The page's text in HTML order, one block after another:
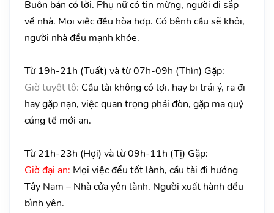
Buôn bán có lời. Phụ nữ có tin mừng, người đi sắp
về nhà. Mọi việc đều hòa hợp. Có bệnh cầu sẽ khỏi,
người nhà đều mạnh khỏe.
Từ 19h-21h (Tuất) và từ 07h-09h (Thìn) Gặp:
Giờ tuyệt lộ: Cầu tài không có lợi, hay bị trái ý, ra đi
hay gặp nạn, việc quan trọng phải đòn, gặp ma quỷ
cúng tế mới an.
Từ 21h-23h (Hợi) và từ 09h-11h (Tị) Gặp:
Giờ đại an: Mọi việc đểu tốt lành, cầu tài đi hướng
Tây Nam – Nhà cửa yên lành. Người xuất hành đều
bình yên.